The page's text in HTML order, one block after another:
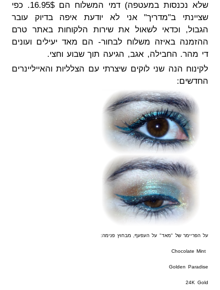
שלא נכנסות במעטפה) דמי המשלוח הם 16.95$. כפי
שציינתי ב"מדריך" אני לא יודעת איפה בדיוק עובר
הגבול, וכדאי לשאול את שירות הלקוחות באתר טרם
ההזמנה באיזה משלוח לבחור- הם מאד יעילים ועונים
די מהר. החבילה, אגב, הגיעה תוך שבוע וחצי.
לקינוח הנה שני לוקים שיצרתי עם הצלליות והאייליינרים
החדשים:
על הפריימר של "מאד" על העפעף, מבחוץ פנימה:
Golden Paradise
24K Gold